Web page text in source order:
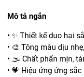
Mô tả ngắn
• ✨ Thiết kế duo hai
• 🎨 Tông màu dịu
• 🌫️ Chất phấn mịn,
• 💗 Hiệu ứng ửng